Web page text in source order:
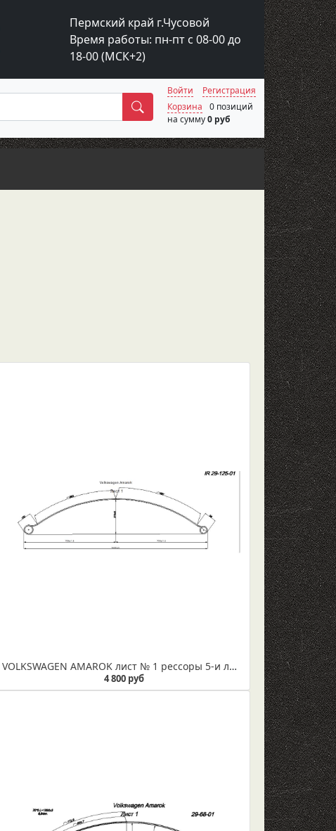
Пермский край г.Чусовой
Время работы: пн-пт с 08-00 до
18-00 (МСК+2)
Поиск
Войти
Регистрация
Корзина
0 позиций
на сумму0 руб
VOLKSWAGEN AMAROK лист № 1 рессоры 5-и листовой усиленной (IR 29-125-01)
4 800 руб